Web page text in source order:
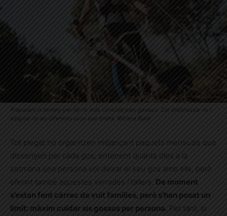
Preparant el terreny per fer-lo més còmode pels gossos. Cal desbrossar-lo i
adaptar-lo als diferents usos que tindrà. ©Elena Bulet
Tot plegat ho organitzen mitjançant paquets mensuals que
dissenyen per cada gos, entenent quants dies a la
setmana una persona vol deixar el seu gos amb ells, però
oferint també aquestes xerrades i tallers. De moment
s’estan fent càrrec de vuit families, però s’han posat un
límit: màxim cuidar sis gossos per persona. Per tant, si